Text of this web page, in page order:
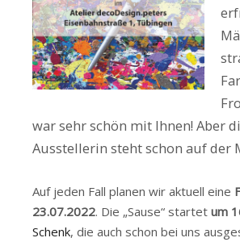
war sehr schön mit Ihnen! Aber
Ausstellerin steht schon auf der
Auf jeden Fall planen wir aktuell eine
23.07.2022. Die „Sause“ startet um
Schenk, die auch schon bei uns